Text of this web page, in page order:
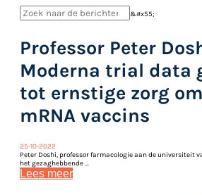
&#x55;
Professor Peter
Moderna trial data
tot ernstige zorg
mRNA vaccins
25-10-2022
Peter Doshi, professor farmacologie aan de universiteit
het gezaghebbende ...
Lees meer